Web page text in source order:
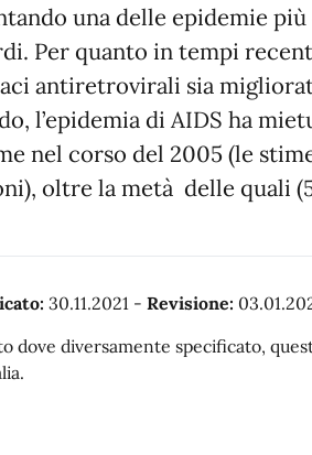
una delle epidemie
Per quanto in tempi
antiretrovirali sia
l’epidemia di AIDS ha
nel corso del 2005 (le
oltre la metà delle quali
30.11.2021 - Revisione:
dove diversamente specificato,